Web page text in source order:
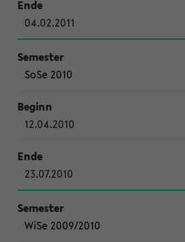
04.02.2011
SoSe 2010
12.04.2010
23.07.2010
WiSe 2009/2010